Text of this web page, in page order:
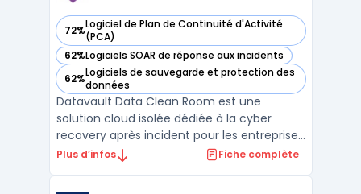
72%Logiciel de Plan de Continuité d'Activité
(PCA)
— voir Datavault Data Clean Room dans cette catégorie
62%Logiciels SOAR de réponse aux incidents
— voir Datavault Data Clean Room dans cette catégorie
62%Logiciels de sauvegarde et protection des
données
— voir Datavault Data Clean Room dans cette catégorie
Datavault Data Clean Room est une
solution cloud isolée dédiée à la cyber
recovery après incident pour les entreprises
confrontées aux risques de contamination
Plus d’infos Fiche complète